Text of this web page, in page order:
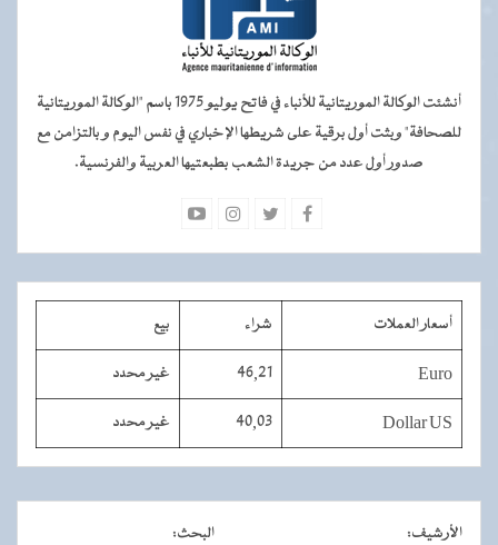
أنشئت الوكالة الموريتانية للأنباء في فاتح يوليو 1975 باسم "الوكالة الموريتانية
للصحافة" وبثت أول برقية على شريطها الإخباري في نفس اليوم و بالتزامن مع
صدور أول عدد من جريدة الشعب بطبعتيها العربية والفرنسية.
أسعار العملات شراء بيع
Euro
46,21 غير محدد
Dollar US
40,03 غير محدد
الأرشيف: البحث: